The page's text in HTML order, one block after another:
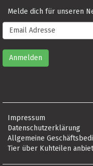
Melde dich für unseren
Impressum
Datenschutzerklärung
Allgemeine
Tier über Kuhteilen